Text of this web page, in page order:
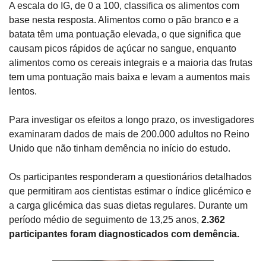
A escala do IG, de 0 a 100, classifica os alimentos com
base nesta resposta. Alimentos como o pão branco e a
batata têm uma pontuação elevada, o que significa que
causam picos rápidos de açúcar no sangue, enquanto
alimentos como os cereais integrais e a maioria das frutas
tem uma pontuação mais baixa e levam a aumentos mais
lentos.
Para investigar os efeitos a longo prazo, os investigadores
examinaram dados de mais de 200.000 adultos no Reino
Unido que não tinham demência no início do estudo.
Os participantes responderam a questionários detalhados
que permitiram aos cientistas estimar o índice glicémico e
a carga glicémica das suas dietas regulares. Durante um
período médio de seguimento de 13,25 anos, 2.362
participantes foram diagnosticados com demência.